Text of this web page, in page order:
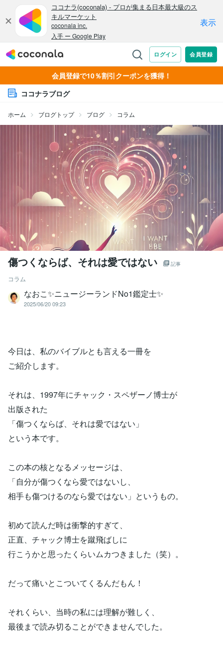
会員登録で10％割引クーポンを獲得！
ココナラブログ
ホーム ブログトップ ブログ コラム
傷つくならば、それは愛ではない 記事
コラム
なおこ✨ニュージーランドNo1鑑定士✨
2025/06/20 09:23
今日は、私のバイブルとも言える一冊を
ご紹介します。
それは、1997年にチャック・スペザーノ博士が
出版された
「傷つくならば、それは愛ではない」
という本です。
この本の核となるメッセージは、
「自分が傷つくなら愛ではないし、
相手も傷つけるのなら愛ではない」というもの。
初めて読んだ時は衝撃的すぎて、
正直、チャック博士を蹴飛ばしに
行こうかと思ったくらいムカつきました（笑）。
だって痛いとこついてくるんだもん！
それくらい、当時の私には理解が難しく、
最後まで読み切ることができませんでした。